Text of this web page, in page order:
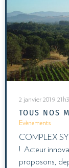
2 janvier 2019
TOUS NOS
Evènements
COMPLEX
! Acteur
proposons,